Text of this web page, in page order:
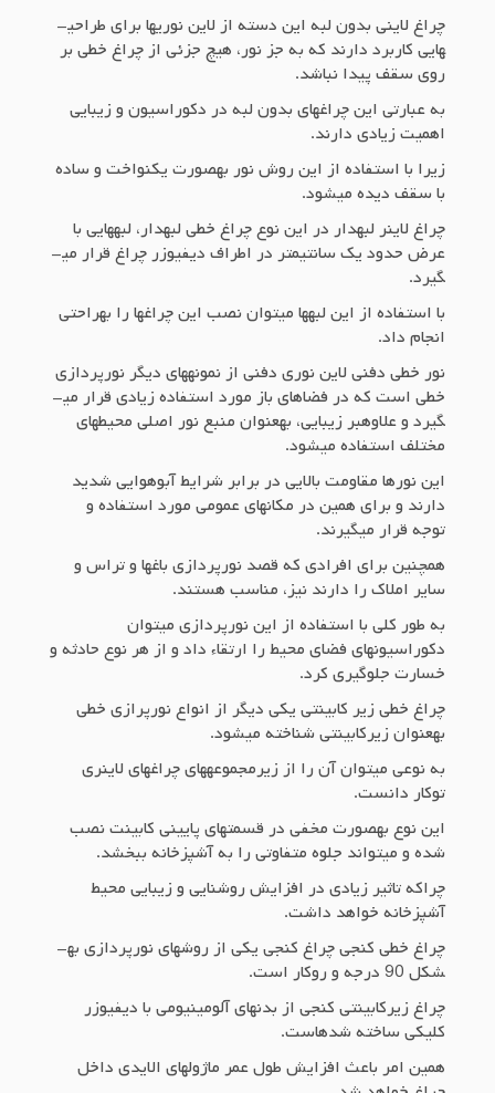
چراغ لاینی بدون لبه این دسته از لاین نوری­ها برای طراحی­
هایی کاربرد دارند که به جز نور، هیچ جزئی از چراغ خطی بر
روی سقف پیدا نباشد.
به عبارتی این چراغ­های بدون لبه در دکوراسیون و زیبایی
اهمیت زیادی دارند.
زیرا با استفاده از این روش نور به­صورت یکنواخت و ساده
با سقف دیده می­شود.
چراغ لاینر لبه­دار در این نوع چراغ خطی لبه­دار، لبه­هایی با
عرض حدود یک سانتی­متر در اطراف دیفیوزر چراغ قرار می­
گیرد.
با استفاده از این لبه­ها می­توان نصب این چراغ­ها را به­راحتی
انجام داد.
نور خطی دفنی لاین نوری دفنی از نمونه­های دیگر نورپردازی
خطی است که در فضاهای باز مورد استفاده زیادی قرار می­
گیرد و علاوه­بر زیبایی، به­عنوان منبع نور اصلی محیط­­های
مختلف استفاده می­شود.
این نورها مقاومت بالایی در برابر شرایط آب­و­هوایی شدید
دارند و برای همین در مکان­های عمومی مورد استفاده و
توجه قرار می­گیرند.
همچنین برای افرادی که قصد نورپردازی باغ­ها و تراس و
سایر املاک را دارند نیز، مناسب هستند.
به طور کلی با استفاده از این نورپردازی می­توان
دکوراسیون­های فضای محیط را ارتقاء داد و از هر نوع حادثه و
خسارت جلوگیری کرد.
چراغ خطی زیر کابینتی یکی دیگر از انواع نورپرازی خطی
به­عنوان زیرکابینتی شناخته می­شود.
به نوعی می­توان آن را از زیرمجموعه­های چراغ­های لاینری
توکار دانست.
این نوع به­صورت مخفی در قسمت­های پایینی کابینت نصب
شده و می­تواند جلوه متفاوتی را به آشپزخانه ببخشد.
چراکه تاثیر زیادی در افزایش روشنایی و زیبایی محیط
آشپزخانه خواهد داشت.
چراغ خطی کنجی چراغ کنجی یکی از روش­های نورپردازی به­
شکل 90 درجه و روکار است.
چراغ زیرکابینتی کنجی از بدنه­ای آلومینیومی با دیفیوزر
کلیکی ساخته شده­است.
همین امر باعث افزایش طول عمر ماژول­های ال­ای­دی داخل